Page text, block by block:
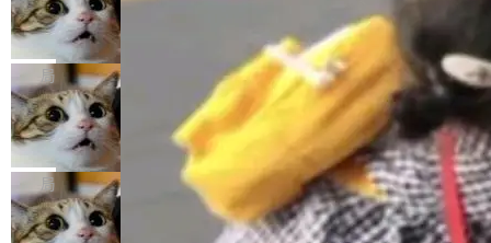
字，留下了这份纪念。 雷霄骅曾是中国传媒大学
数字电视技术方向的博士生，长期从事视频、音
频技...
务，最终却产生了 180 万美元的账单，实际支出
超出原定预算 860%。 更令人意外的是，该项目
最终并未成功落地，而高额算力消耗持续运行长
达 5 个月，公司直到财务对账时才察觉异常。这
意味着一个无人看管的 AI 程序，在近半年时间
里日夜不停地"烧钱"。 复盘显示，...
且按目前的速度，中国 AI 工具预计在今年底或
2027 年就能追上美国前沿实验室的水平。 Dela
ngue 把原因归结为一件事：开放协作。中国的
AI 开发者在一个共享和协作的生态里加速迭代，
而美国模型厂商在"闭门造车"。他的原话是 "buil
ding in silos"——各自为战，互不通气。 这个判
断从他嘴里说出来分量不同。Hugging Face 是
全球最大的开源 AI 平台，上面跑着上百万个模
型。谁在开源赛道上领先，...
当 AI agent 把源码变成了最好的扩展系
统，开发者工具必须开源
五年前，David Crawshaw 问过很多软件工程师
一个问题：你写过什么给自己用的程序？答案几
乎都是没有。工程师们整天用别人写的程序写程
序给别人用。偶尔有人自己写个博客系统、智能
家居控制、家庭实验室，都算稀奇事。 Crawsh
aw 是 Shelley 的作者，一个开源 AI coding age
nt。他最近在博客上写了一篇文章，核心论点很
简单：开发者工具必须开源。 理由不是传统的自
局
DeepSeek Harness 宣布内测邀请，全
网最大规模开源 Agent 路演现场诞生
一条内测招募帖，发出去的时候大概没人想到它
会变成一场开源 Agent 生态的路演。 8月1日，
DeepSeek Harness 团队负责人崔添翼（tiany
i）在 X 上发帖： 「如果你是 Agent Harness 相
局
商汤 SenseNova U1.5-Lite-Preview